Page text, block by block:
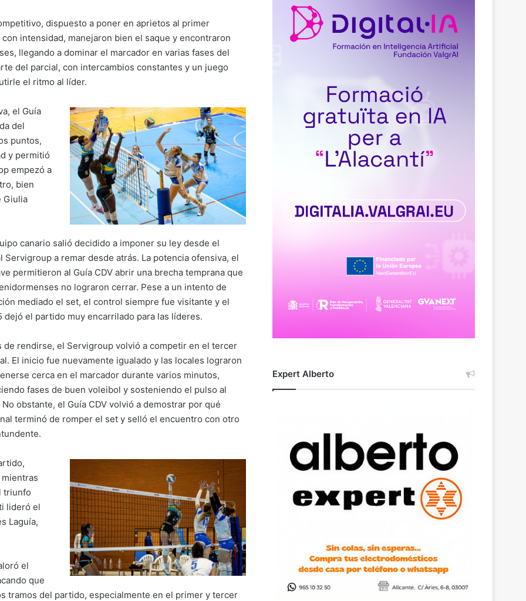
dispuesto a poner en aprietos al primer
intensidad, manejaron bien el saque y encontraron
llegando a dominar el marcador en varias fases del
del parcial, con intercambios constantes y un juego
el ritmo al líder.
el Guía
del
puntos,
y permitió
empezó a
bien
Giulia
canario salió decidido a imponer su ley desde el
a remar desde atrás. La potencia ofensiva, el
permitieron al Guía CDV abrir una brecha temprana que
no lograron cerrar. Pese a un intento de
mediado el set, el control siempre fue visitante y el
dejó el partido muy encarrilado para las líderes.
de rendirse, el Servigroup volvió a competir en el tercer
El inicio fue nuevamente igualado y las locales lograron
cerca en el marcador durante varios minutos,
fases de buen voleibol y sosteniendo el pulso al
No obstante, el Guía CDV volvió a demostrar por qué
terminó de romper el set y selló el encuentro con otro
triunfo
lideró el
Laguía,
el
que
tramos del partido, especialmente en el primer y tercer
Expert Alberto